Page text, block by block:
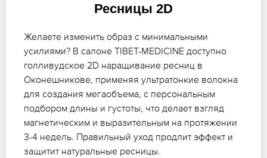
Ресницы 2D
Желаете изменить образ с минимальными
усилиями? В салоне TIBET-MEDICINE доступно
голливудское 2D наращивание ресниц в
Оконешникове, применяя ультратонкие волокна
для создания мегаобъема, с персональным
подбором длины и густоты, что делает взгляд
магнетическим и выразительным на протяжении
3-4 недель. Правильный уход продлит эффект и
защитит натуральные ресницы.